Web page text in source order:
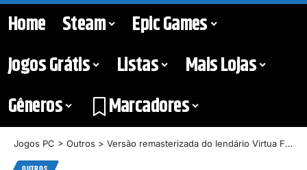
Home Steam
Epic Games
Jogos Grátis
Listas
Mais Lojas
Gêneros
Marcadores
Jogos PC > Outros > Versão remasterizada do lendário Virtua Fighter 5 é anunciada para PC